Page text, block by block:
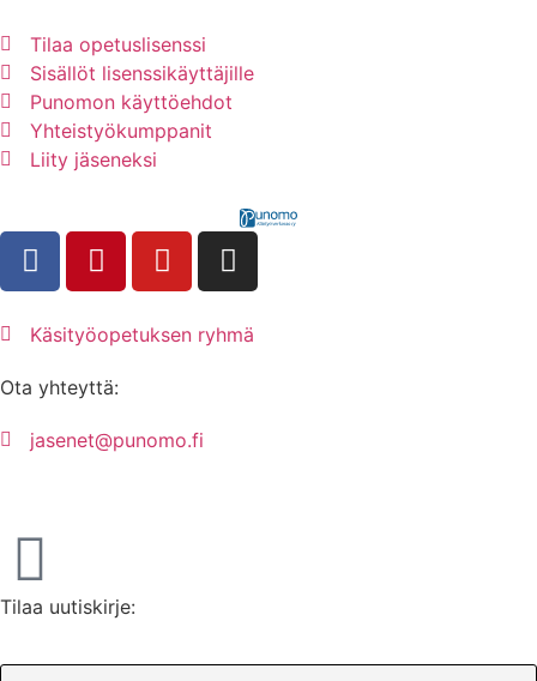
Tilaa opetuslisenssi
Sisällöt lisenssikäyttäjille
Punomon käyttöehdot
Yhteistyökumppanit
Liity jäseneksi
Käsityöopetuksen ryhmä
Ota yhteyttä:
jasenet@punomo.fi
Tilaa uutiskirje: